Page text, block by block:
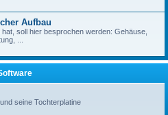
Aufbau
soll hier besprochen werden: Gehäuse,
...
seine Tochterplatine